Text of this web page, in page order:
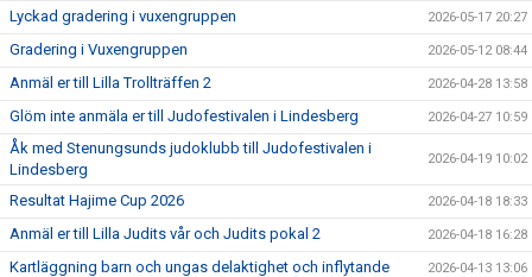
Lyckad gradering i vuxengruppen 2026-05-17 20:27
Gradering i Vuxengruppen 2026-05-12 08:44
Anmäl er till Lilla Trollträffen 2 2026-04-28 13:58
Glöm inte anmäla er till Judofestivalen i Lindesberg 2026-04-27 10:59
Åk med Stenungsunds judoklubb till Judofestivalen i
Lindesberg
2026-04-19 10:02
Resultat Hajime Cup 2026 2026-04-18 18:33
Anmäl er till Lilla Judits vår och Judits pokal 2 2026-04-18 16:28
Kartläggning barn och ungas delaktighet och inflytande 2026-04-13 13:06